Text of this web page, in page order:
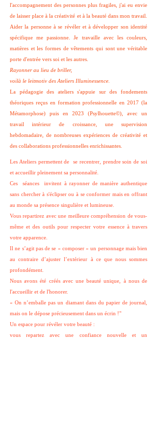
l'accompagnement des personnes plus fragiles, j'ai eu envie
de laisser place à la créativité et à la beauté dans mon travail.
Aider la personne à se révéler et à développer son identité
spécifique me passionne. Je travaille avec les couleurs,
matières et les formes de vêtements qui sont une véritable
porte d'entrée vers soi et les autres.
Rayonner au lieu de briller,
voilà le leitmotiv des Ateliers Illuminessence.
La pédagogie des ateliers s'appuie sur des fondements
théoriques reçus en formation professionnelle en 2017 (la
Métamorphose) puis en 2023 (Psylhouette©), avec un
travail intérieur de croissance, une supervision
hebdomadaire, de nombreuses expériences de créativité et
des collaborations professionnelles enrichissantes.​
Les Ateliers permettent de se recentrer, prendre soin de soi
et accueillir pleinement sa personnalité.
Ces séances invitent à rayonner de manière authentique
sans chercher à s'éclipser ou à se conformer mais en offrant
au monde sa présence singulière et lumineuse.
Vous repartirez avec une meilleure compréhension de vous-
même et des outils pour respecter votre essence à travers
votre apparence.
Il ne s’agit pas de se « composer » un personnage mais bien
au contraire d’ajuster l’extérieur à ce que nous sommes
profondément.
Nous avons été créés avec une beauté unique, à nous de
l'accueillir et de l'honorer. ​
« On n’emballe pas un diamant dans du papier de journal,
mais on le dépose précieusement dans un écrin !"
Un espace pour révéler votre beauté :
vous repartez avec une confiance nouvelle et un